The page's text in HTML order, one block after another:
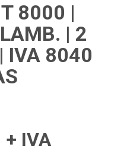
8000 |
| 2
IVA 8040
+ IVA